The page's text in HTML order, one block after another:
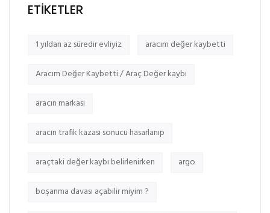
ETIKETLER
1 yıldan az süredir evliyiz aracım değer kaybetti
Aracım Değer Kaybetti / Araç Değer kaybı
aracın markası
aracın trafik kazası sonucu hasarlanıp
araçtaki değer kaybı belirlenirken argo
boşanma davası açabilir miyim ?